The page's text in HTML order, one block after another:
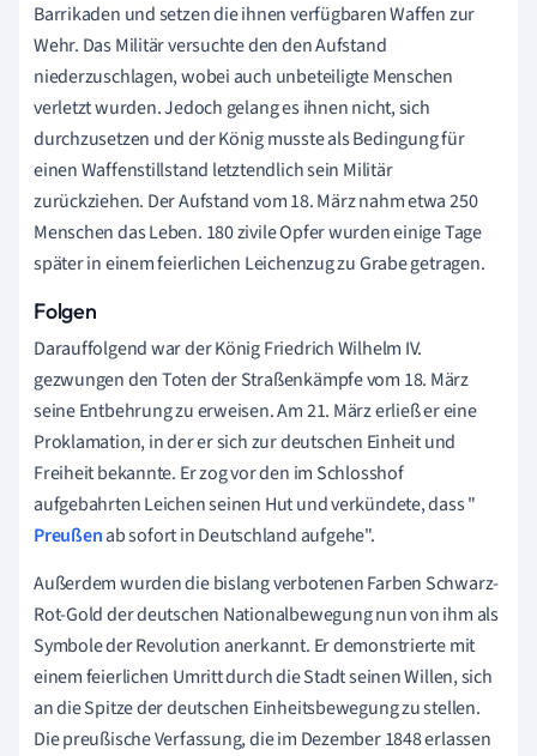
Barrikaden und setzen die ihnen verfügbaren Waffen zur
Wehr. Das Militär versuchte den den Aufstand
niederzuschlagen, wobei auch unbeteiligte Menschen
verletzt wurden. Jedoch gelang es ihnen nicht, sich
durchzusetzen und der König musste als Bedingung für
einen Waffenstillstand letztendlich sein Militär
zurückziehen. Der Aufstand vom 18. März nahm etwa 250
Menschen das Leben. 180 zivile Opfer wurden einige Tage
später in einem feierlichen Leichenzug zu Grabe getragen.
Folgen
Darauffolgend war der König Friedrich Wilhelm IV.
gezwungen den Toten der Straßenkämpfe vom 18. März
seine Entbehrung zu erweisen. Am 21. März erließ er eine
Proklamation, in der er sich zur deutschen Einheit und
Freiheit bekannte. Er zog vor den im Schlosshof
aufgebahrten Leichen seinen Hut und verkündete, dass "
Preußenab sofort in Deutschland aufgehe".
Außerdem wurden die bislang verbotenen Farben Schwarz-
Rot-Gold der deutschen Nationalbewegung nun von ihm als
Symbole der Revolution anerkannt. Er demonstrierte mit
einem feierlichen Umritt durch die Stadt seinen Willen, sich
an die Spitze der deutschen Einheitsbewegung zu stellen.
Die preußische Verfassung, die im Dezember 1848 erlassen